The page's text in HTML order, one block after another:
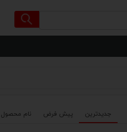
جدیدترین پیش فرض نام محصول